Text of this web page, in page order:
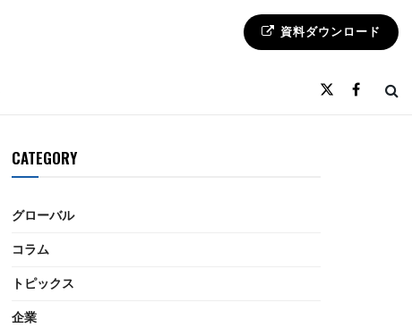
資料ダウンロード
CATEGORY
グローバル
コラム
トピックス
企業